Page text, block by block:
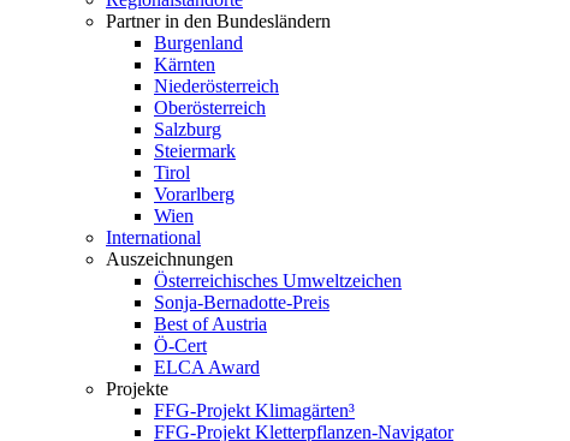
Partner in den Bundesländern
Burgenland
Kärnten
Niederösterreich
Oberösterreich
Salzburg
Steiermark
Tirol
Vorarlberg
Wien
International
Auszeichnungen
Österreichisches Umweltzeichen
Sonja-Bernadotte-Preis
Best of Austria
Ö-Cert
ELCA Award
Projekte
FFG-Projekt Klimagärten³
FFG-Projekt Kletterpflanzen-Navigator